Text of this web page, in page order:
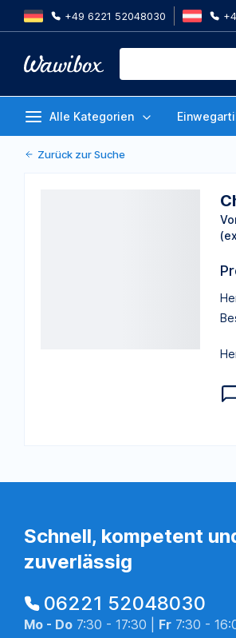
+49 6221 52048030
Alle Kategorien
Chir. Nadel
Zurück zur Suche
Schnell, kompetent
zuverlässig
06221 52048030
Mo - Do 7:30 - 17:30 | Fr 7:30 -